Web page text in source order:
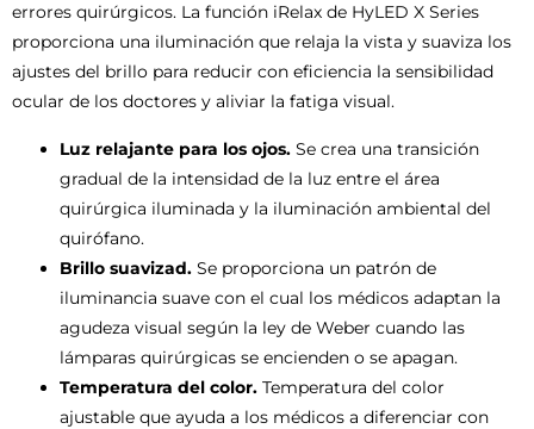
errores quirúrgicos. La función iRelax de HyLED X Series
proporciona una iluminación que relaja la vista y suaviza los
ajustes del brillo para reducir con eficiencia la sensibilidad
ocular de los doctores y aliviar la fatiga visual.
Luz relajante para los ojos. Se crea una transición
gradual de la intensidad de la luz entre el área
quirúrgica iluminada y la iluminación ambiental del
quirófano.
Brillo suavizad. Se proporciona un patrón de
iluminancia suave con el cual los médicos adaptan la
agudeza visual según la ley de Weber cuando las
lámparas quirúrgicas se encienden o se apagan.
Temperatura del color. Temperatura del color
ajustable que ayuda a los médicos a diferenciar con